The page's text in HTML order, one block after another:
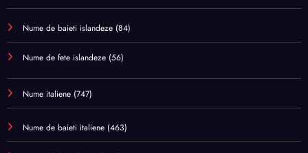
Nume de baieti islandeze (84)
Nume de fete islandeze (56)
Nume italiene (747)
Nume de baieti italiene (463)